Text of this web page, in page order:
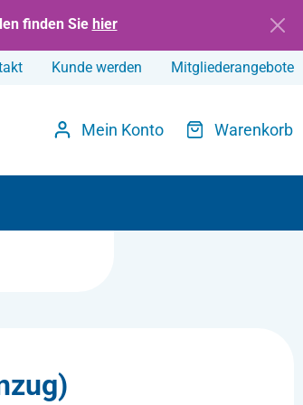
finden Sie hier
Kunde werden Mitgliederangebote
Mein Konto Warenkorb